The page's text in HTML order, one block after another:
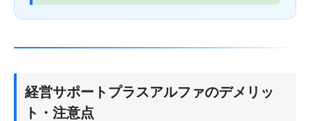
経営サポートプラスアルファのデメリッ
ト・注意点